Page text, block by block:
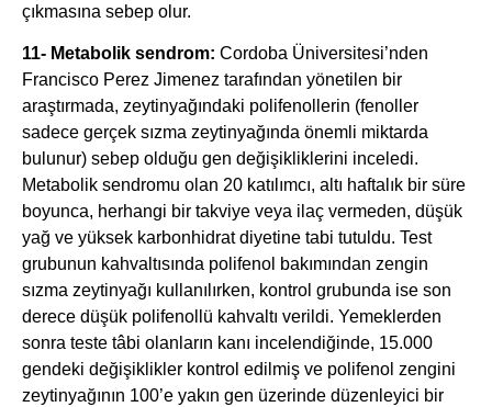
çıkmasına sebep olur.
11- Metabolik sendrom: Cordoba Üniversitesi’nden
Francisco Perez Jimenez tarafından yönetilen bir
araştırmada, zeytinyağındaki polifenollerin (fenoller
sadece gerçek sızma zeytinyağında önemli miktarda
bulunur) sebep olduğu gen değişikliklerini inceledi.
Metabolik sendromu olan 20 katılımcı, altı haftalık bir süre
boyunca, herhangi bir takviye veya ilaç vermeden, düşük
yağ ve yüksek karbonhidrat diyetine tabi tutuldu. Test
grubunun kahvaltısında polifenol bakımından zengin
sızma zeytinyağı kullanılırken, kontrol grubunda ise son
derece düşük polifenollü kahvaltı verildi. Yemeklerden
sonra teste tâbi olanların kanı incelendiğinde, 15.000
gendeki değişiklikler kontrol edilmiş ve polifenol zengini
zeytinyağının 100’e yakın gen üzerinde düzenleyici bir